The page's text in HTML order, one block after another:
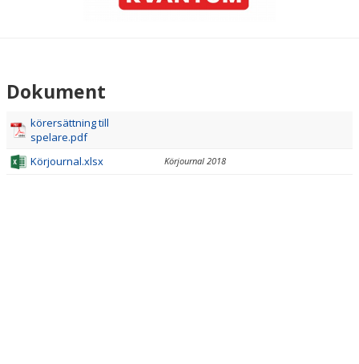
BILDGALLERI
Dokument
körersättning till
spelare.pdf
Körjournal.xlsx
Körjournal 2018